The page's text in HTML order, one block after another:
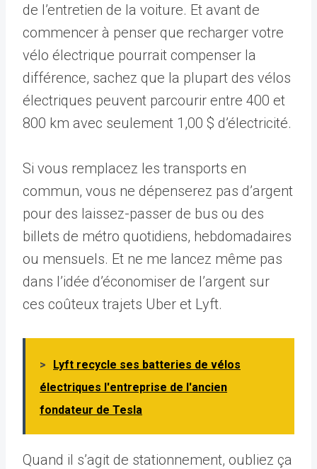
de l’entretien de la voiture. Et avant de
commencer à penser que recharger votre
vélo électrique pourrait compenser la
différence, sachez que la plupart des vélos
électriques peuvent parcourir entre 400 et
800 km avec seulement 1,00 $ d’électricité.
Si vous remplacez les transports en
commun, vous ne dépenserez pas d’argent
pour des laissez-passer de bus ou des
billets de métro quotidiens, hebdomadaires
ou mensuels. Et ne me lancez même pas
dans l’idée d’économiser de l’argent sur
ces coûteux trajets Uber et Lyft.
>
Lyft recycle ses batteries de vélos
électriques l'entreprise de l'ancien
fondateur de Tesla
Quand il s’agit de stationnement, oubliez ça